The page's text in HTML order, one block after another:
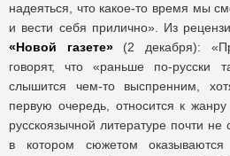
надеяться, что какое-то время мы
и вести себя прилично». Из
«Новой газете»(2 декабря):
говорят, что «раньше по-русски
слышится чем-то выспренним,
первую очередь, относится к жанру
русскоязычной литературе почти не
в котором сюжетом